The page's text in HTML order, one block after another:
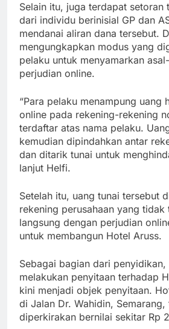
Selain itu, juga terdapat setoran
dari individu berinisial GP dan
mendanai aliran dana tersebut.
mengungkapkan modus yang
pelaku untuk menyamarkan
perjudian online.
“Para pelaku menampung uang
online pada rekening-rekening
terdaftar atas nama pelaku.
kemudian dipindahkan antar
dan ditarik tunai untuk
lanjut Helfi.
Setelah itu, uang tunai tersebut
rekening perusahaan yang tidak
langsung dengan perjudian
untuk membangun Hotel Aruss.
Sebagai bagian dari
melakukan penyitaan terhadap
kini menjadi objek penyitaan.
di Jalan Dr. Wahidin, Semarang,
diperkirakan bernilai sekitar Rp